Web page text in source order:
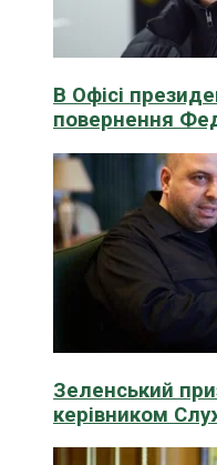
В Офісі
повернення
Зеленський
керівником